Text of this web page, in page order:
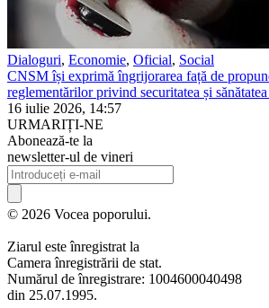
Dialoguri, Economie, Oficial, Social
CNSM își exprimă îngrijorarea față de
reglementărilor privind securitatea și
16 iulie 2026, 14:57
URMARIȚI-NE
Abonează-te la
newsletter-ul de vineri
© 2026 Vocea poporului.
Ziarul este înregistrat la
Camera înregistrării de stat.
Numărul de înregistrare: 1004600040498
din 25.07.1995.